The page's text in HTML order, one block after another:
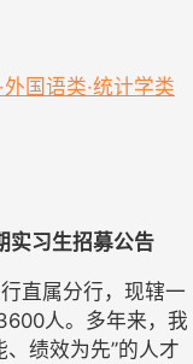
国语类·统计学类
实习生招募公告
直属分行，现辖一
人。多年来，我
绩效为先”的人才